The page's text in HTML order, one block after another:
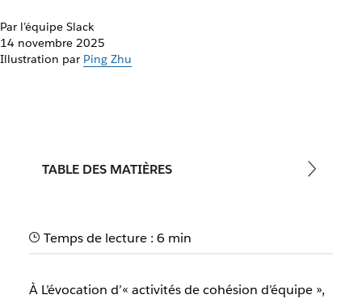
Par l’équipe Slack
14 novembre 2025
Illustration par Ping Zhu
TABLE DES MATIÈRES
Temps de lecture : 6 min
À L’évocation d’« activités de cohésion d’équipe »,